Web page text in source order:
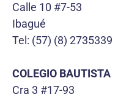
Calle 10 #7-53
Ibagué
Tel: (57) (8) 2735339
COLEGIO BAUTISTA
Cra 3 #17-93